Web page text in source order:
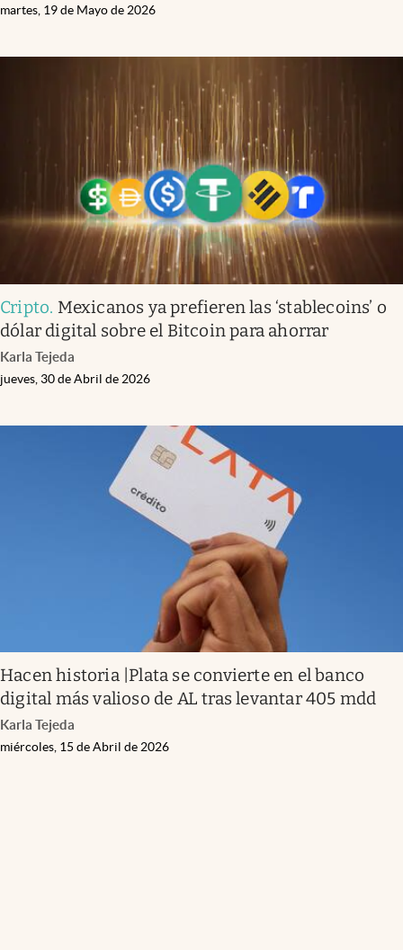
martes, 19 de Mayo de 2026
Cripto. Mexicanos ya prefieren las ‘stablecoins’ o
dólar digital sobre el Bitcoin para ahorrar
Karla Tejeda
jueves, 30 de Abril de 2026
Hacen historia |Plata se convierte en el banco
digital más valioso de AL tras levantar 405 mdd
Karla Tejeda
miércoles, 15 de Abril de 2026